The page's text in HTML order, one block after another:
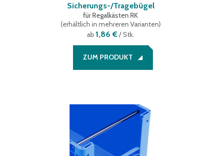
Sicherungs-/Tragebügel
für Regalkästen RK
(erhältlich in mehreren Varianten)
ab 1,86 €/ Stk.
ZUM PRODUKT